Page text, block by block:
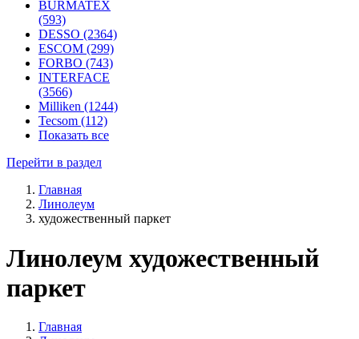
BURMATEX
(593)
DESSO (2364)
ESCOM (299)
FORBO (743)
INTERFACE
(3566)
Milliken (1244)
Tecsom (112)
Показать все
Перейти в раздел
Главная
Линолеум
художественный паркет
Линолеум художественный
паркет
Главная